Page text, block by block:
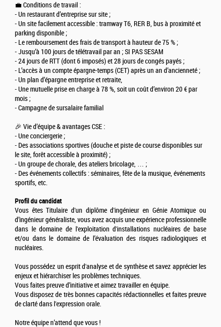
💼 Conditions de travail :
- Un restaurant d’entreprise sur site ;
- Un site facilement accessible : tramway T6, RER B, bus à proximité et
parking disponible ;
- Le remboursement des frais de transport à hauteur de 75 % ;
- Jusqu’à 100 jours de télétravail par an ; SI PAS SESAM
- 24 jours de RTT (dont 6 imposés) et 28 jours de congés payés ;
- L’accès à un compte épargne-temps (CET) après un an d’ancienneté ;
- Un plan d’épargne entreprise et retraite,
- Une mutuelle prise en charge à 78 %, soit un coût d’environ 20 € par
mois ;
- Campagne de sursalaire familial
🎉 Vie d’équipe & avantages CSE :
- Une conciergerie ;
- Des associations sportives (douche et piste de course disponibles sur
le site, forêt accessible à proximité) ;
- Un groupe de chorale, des ateliers bricolage, … ;
- Des événements collectifs : séminaires, fête de la musique, événements
sportifs, etc.
Profil du candidat
Vous êtes Titulaire d'un diplôme d'ingénieur en Génie Atomique ou
d’ingénieur généraliste, vous avez acquis une expérience professionnelle
dans le domaine de l'exploitation d'installations nucléaires de base
et/ou dans le domaine de l’évaluation des risques radiologiques et
nucléaires.
Vous possédez un esprit d'analyse et de synthèse et savez apprécier les
enjeux et hiérarchiser les problèmes techniques.
Vous faites preuve d’initiative et aimez travailler en équipe.
Vous disposez de très bonnes capacités rédactionnelles et faites preuve
de clarté dans l'expression orale.
Notre équipe n’attend que vous !